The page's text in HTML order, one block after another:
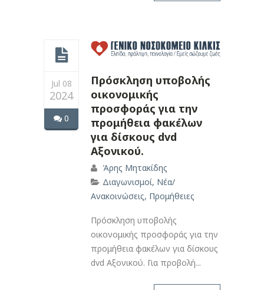
Jul 08
2024
0
Πρόσκληση υποβολής
οικονομικής
προσφοράς για την
προμήθεια φακέλων
για δίσκους dvd
Αξονικού.
Άρης Μητακίδης
Διαγωνισμοί, Νέα/
Ανακοινώσεις, Προμήθειες
Πρόσκληση υποβολής
οικονομικής προσφοράς για την
προμήθεια φακέλων για δίσκους
dvd Αξονικού. Για προβολή...